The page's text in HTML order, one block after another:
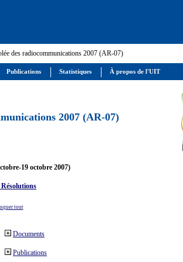
des radiocommunications 2007 (AR-07)
2007 (AR-07)
19 octobre 2007)
tout
Documents
Publications
Publications Statistiques À propos de l'UIT